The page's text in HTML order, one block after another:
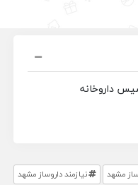
داروخانه
مشهد نيازمند داروساز مشهد